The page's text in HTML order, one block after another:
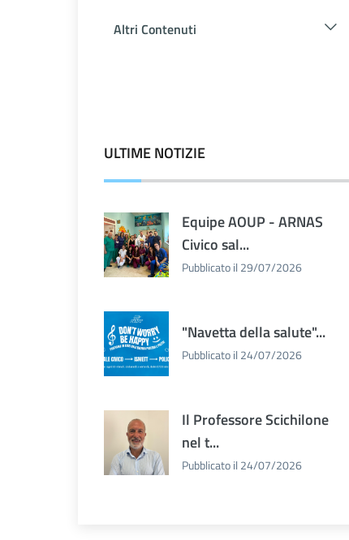
Altri Contenuti
ULTIME NOTIZIE
Equipe AOUP - ARNAS
Civico sal...
Pubblicato il 29/07/2026
"Navetta della salute"...
Pubblicato il 24/07/2026
Il Professore Scichilone
nel t...
Pubblicato il 24/07/2026